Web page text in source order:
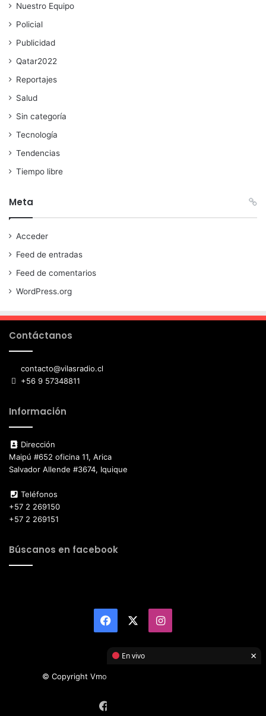
Nuestro Equipo
Policial
Publicidad
Qatar2022
Reportajes
Salud
Sin categoría
Tecnología
Tendencias
Tiempo libre
Meta
Acceder
Feed de entradas
Feed de comentarios
WordPress.org
Contáctanos
contacto@vilasradio.cl
+56 9 57348811
Información
Dirección
Maipú #652 oficina 11, Arica
Salvador Allende #3674, Iquique
Teléfonos
+57 2 269150
+57 2 269151
Búscanos en facebook
Facebook Instagram
© Copyright Vmotor TI 2026, All Rights Reserved
En vivo ×